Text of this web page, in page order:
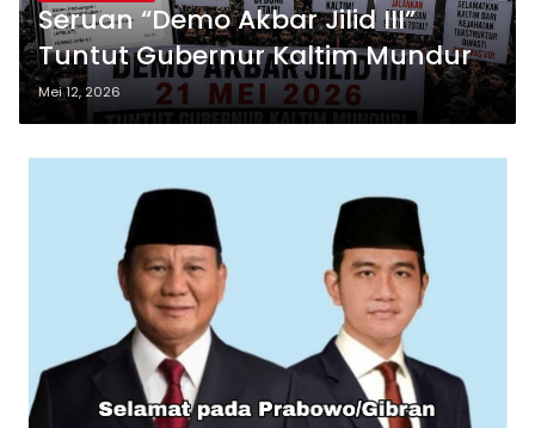
Seruan “Demo Akbar Jilid III”
Tuntut Gubernur Kaltim Mundur
Mei 12, 2026